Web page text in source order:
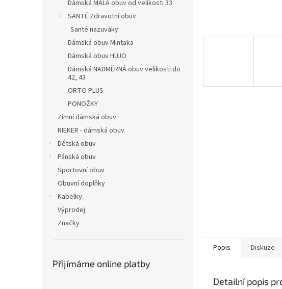
Dámská MALÁ obuv od velikosti 33
SANTÉ Zdravotní obuv
Santé nazuváky
Dámská obuv Mintaka
Dámská obuv HUJO
Dámská NADMĚRNÁ obuv velikosti do
42, 43
ORTO PLUS
PONOŽKY
Zimní dámská obuv
RIEKER - dámská obuv
Dětská obuv
Pánská obuv
Sportovní obuv
Obuvní doplňky
Kabelky
Výprodej
Značky
Přijímáme online platby
Popis Diskuze
Detailní popis